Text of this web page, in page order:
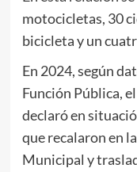
motocicletas, 30
bicicleta y un
En 2024, según
Función Pública,
declaró en
que recalaron en
Municipal y